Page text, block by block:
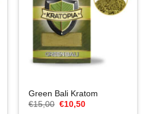
Green Bali Kratom
€15,00 Ursprünglicher
€10,50Aktueller